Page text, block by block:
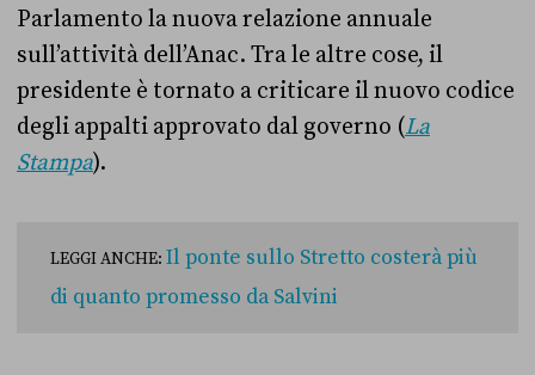
Parlamento la nuova relazione annuale
sull’attività dell’Anac. Tra le altre cose, il
presidente è tornato a criticare il nuovo codice
degli appalti approvato dal governo (La
Stampa).
LEGGI ANCHE: Il ponte sullo Stretto costerà più
di quanto promesso da Salvini